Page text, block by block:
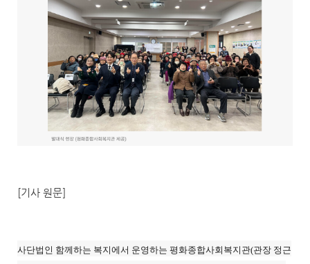
[기사 원문]
사단법인 함께하는 복지에서 운영하는 평화종합사회복지관(관장 정근